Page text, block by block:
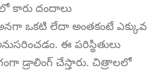
కారు దందాలు
ఒకటి లేదా అంతకంటే ఎక్కువ
ఈ పరిస్థితులు
డ్రాలింగ్ చేస్తారు. చిత్రాలలో